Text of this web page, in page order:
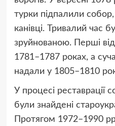
турки підпалили
канівці. Тривалий час
зруйнованою. Перші
1781–1787 роках, а
надали у 1805–1810
У процесі реставрації
були знайдені
Протягом 1972–1990